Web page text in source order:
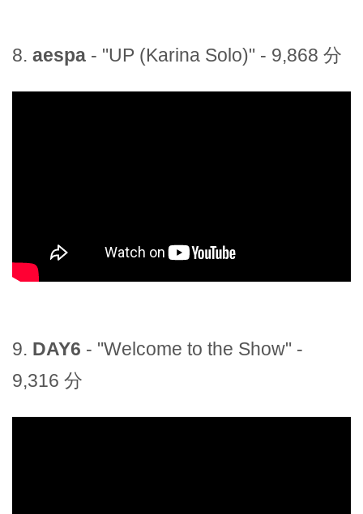
8. aespa - "UP (Karina Solo)" - 9,868 分
9. DAY6 - "Welcome to the Show" -
9,316 分